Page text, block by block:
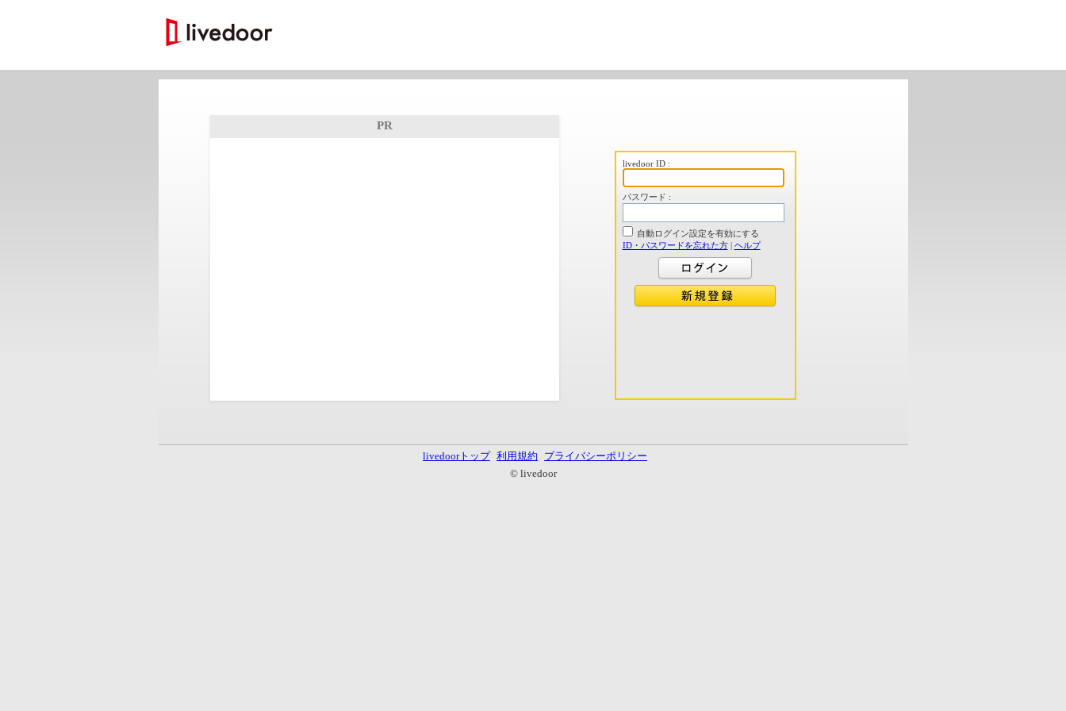
PR
livedoor ID :
パスワード :
自動ログイン設定を有効にする
ID・パスワードを忘れた方| ヘルプ
livedoorトップ 利用規約
プライバシーポリシー
© livedoor